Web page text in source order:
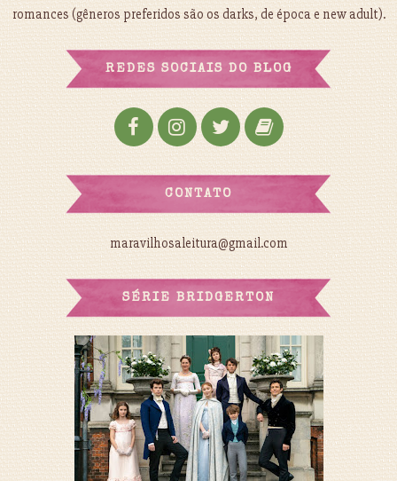
romances (gêneros preferidos são os darks, de época e new adult).
REDES SOCIAIS DO BLOG
CONTATO
maravilhosaleitura@gmail.com
SÉRIE BRIDGERTON